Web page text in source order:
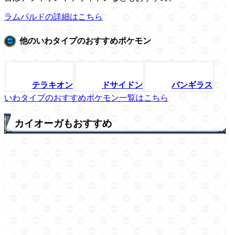
ラムパルドの詳細はこちら
他のいわタイプのおすすめポケモン
テラキオン ドサイドン
バンギラス
いわタイプのおすすめポケモン一覧はこちら
カイオーガもおすすめ